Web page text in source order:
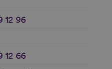
12 96
12 66